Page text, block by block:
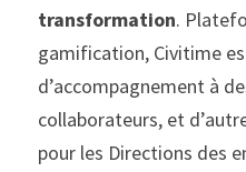
transformation.
gamification, Civitime
d’accompagnement à
collaborateurs, et
pour les Directions des